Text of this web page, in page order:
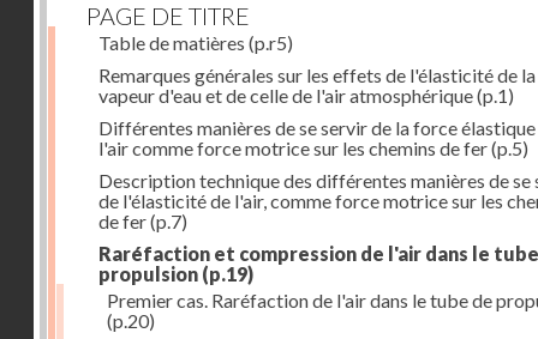
PAGE DE TITRE
Table de matières (p.r5)
Remarques générales sur les effets de l'élasticité de la
vapeur d'eau et de celle de l'air atmosphérique(p.1)
Différentes manières de se servir de la force
l'air comme force motrice sur les chemins de fer(p.5)
Description technique des différentes manières de se
de l'élasticité de l'air, comme force motrice sur les
de fer(p.7)
Raréfaction et compression de l'air dans le
propulsion (p.19)
Premier cas. Raréfaction de l'air dans le tube de
(p.20)